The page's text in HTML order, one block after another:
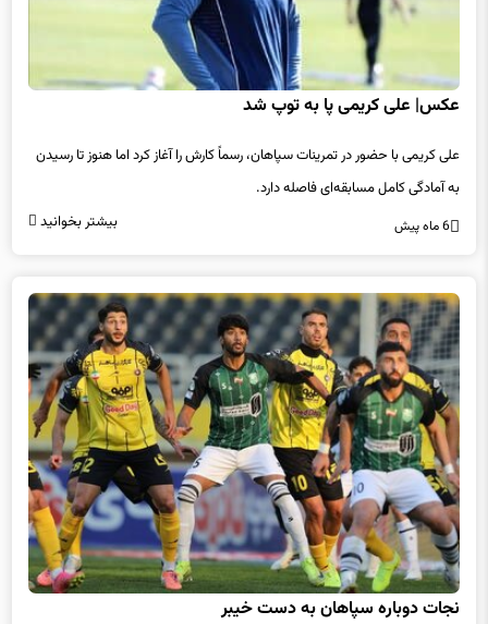
عکس| علی کریمی پا به توپ شد
علی کریمی با حضور در تمرینات سپاهان، رسماً کارش را آغاز کرد اما هنوز تا رسیدن
به آمادگی کامل مسابقه‌ای فاصله دارد.
6 ماه پیش بیشتر بخوانید
نجات دوباره سپاهان به دست خیبر